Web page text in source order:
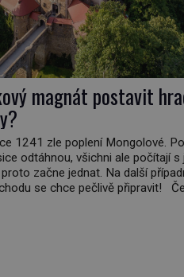
magnát postavit
1241 zle poplení Mongolové.
odtáhnou, všichni ale počítají s
začne jednat. Na další
se chce pečlivě připravit!